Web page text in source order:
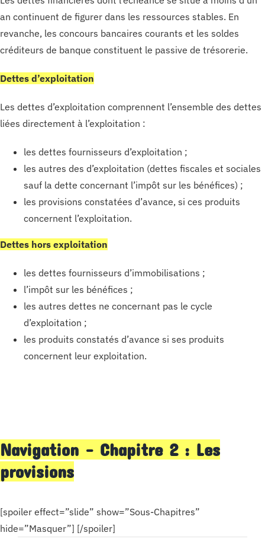
an continuent de figurer dans les ressources stables. En
revanche, les concours bancaires courants et les soldes
créditeurs de banque constituent le passive de trésorerie.
Dettes d’exploitation
Les dettes d’exploitation comprennent l’ensemble des dettes
liées directement à l’exploitation :
les dettes fournisseurs d’exploitation ;
les autres des d’exploitation (dettes fiscales et sociales
sauf la dette concernant l’impôt sur les bénéfices) ;
les provisions constatées d’avance, si ces produits
concernent l’exploitation.
Dettes hors exploitation
les dettes fournisseurs d’immobilisations ;
l’impôt sur les bénéfices ;
les autres dettes ne concernant pas le cycle
d’exploitation ;
les produits constatés d’avance si ses produits
concernent leur exploitation.
Navigation – Chapitre 2 : Les
provisions
[spoiler effect=”slide” show=”Sous-Chapitres”
hide=”Masquer”] [/spoiler]